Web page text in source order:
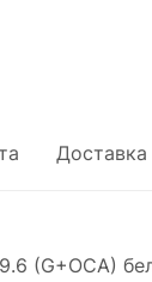
Доставка
(G+OCA)